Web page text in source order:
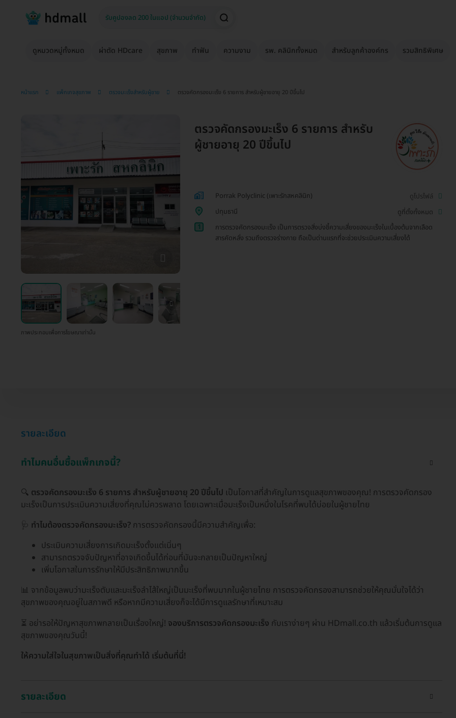
ดูหมวดหมู่ทั้งหมด ผ่าตัด HDcare สุขภาพ ทำฟัน ความงาม รพ. คลินิกทั้งหมด สำหรับลูกค้าองค์กร รวมสิทธิพิเศษ
หน้าแรก แพ็กเกจสุขภาพ ตรวจมะเร็งสำหรับผู้ชาย ตรวจคัดกรองมะเร็ง 6 รายการ สำหรับผู้ชายอายุ 20 ปีขึ้นไป
ภาพประกอบเพื่อการโฆษณาเท่านั้น
ตรวจคัดกรองมะเร็ง 6 รายการ สำหรับ
ผู้ชายอายุ 20 ปีขึ้นไป
Porrak Polyclinic (เพาะรักสหคลินิก)
ดูโปรไฟล์
ปทุมธานี
ดูที่ตั้งทั้งหมด
1
การตรวจคัดกรองมะเร็ง เป็นการตรวจสิ่งบ่งชี้ความเสี่ยงของมะเร็งในเบื้องต้นจากเลือด
สารคัดหลั่ง รวมถึงตรวจร่างกาย ถือเป็นด่านแรกที่จะช่วยประเมินความเสี่ยงได้
รายละเอียด
ทำไมคนอื่นซื้อแพ็กเกจนี้?
🔍 ตรวจคัดกรองมะเร็ง 6 รายการ สำหรับผู้ชายอายุ 20 ปีขึ้นไป เป็นโอกาสที่สำคัญในการดูแลสุขภาพของคุณ! การตรวจคัดกรอง
มะเร็งเป็นการประเมินความเสี่ยงที่คุณไม่ควรพลาด โดยเฉพาะเมื่อมะเร็งเป็นหนึ่งในโรคที่พบได้บ่อยในผู้ชายไทย
🩺 ทำไมต้องตรวจคัดกรองมะเร็ง? การตรวจคัดกรองนี้มีความสำคัญเพื่อ:
ประเมินความเสี่ยงการเกิดมะเร็งตั้งแต่เนิ่นๆ
สามารถตรวจจับปัญหาที่อาจเกิดขึ้นได้ก่อนที่มันจะกลายเป็นปัญหาใหญ่
เพิ่มโอกาสในการรักษาให้มีประสิทธิภาพมากขึ้น
📊 จากข้อมูลพบว่ามะเร็งตับและมะเร็งลำไส้ใหญ่เป็นมะเร็งที่พบมากในผู้ชายไทย การตรวจคัดกรองสามารถช่วยให้คุณมั่นใจได้ว่า
สุขภาพของคุณอยู่ในสภาพดี หรือหากมีความเสี่ยงก็จะได้มีการดูแลรักษาที่เหมาะสม
⏳ อย่ารอให้ปัญหาสุขภาพกลายเป็นเรื่องใหญ่! จองบริการตรวจคัดกรองมะเร็ง กับเราง่ายๆ ผ่าน HDmall.co.th แล้วเริ่มต้นการดูแล
สุขภาพของคุณวันนี้!
ให้ความใส่ใจในสุขภาพเป็นสิ่งที่คุณทำได้ เริ่มต้นที่นี่!
รายละเอียด